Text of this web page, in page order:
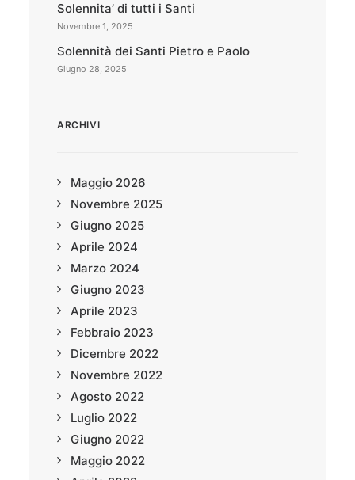
Solennita’ di tutti i Santi
Novembre 1, 2025
Solennità dei Santi Pietro e Paolo
Giugno 28, 2025
ARCHIVI
Maggio 2026
Novembre 2025
Giugno 2025
Aprile 2024
Marzo 2024
Giugno 2023
Aprile 2023
Febbraio 2023
Dicembre 2022
Novembre 2022
Agosto 2022
Luglio 2022
Giugno 2022
Maggio 2022